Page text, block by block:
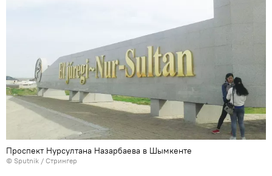
Проспект Нурсултана Назарбаева в Шымкенте
© Sputnik / Стрингер